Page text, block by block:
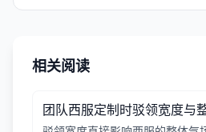
相关阅读
团队西服定制时驳领宽度与